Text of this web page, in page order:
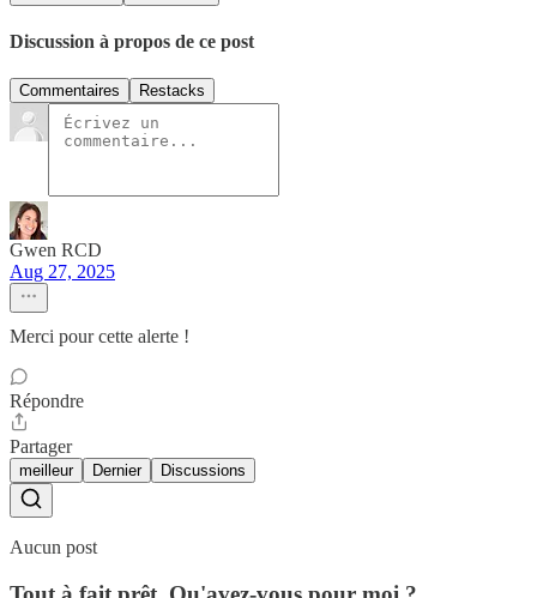
Discussion à propos de ce post
Commentaires Restacks
Gwen RCD
Aug 27, 2025
Merci pour cette alerte !
Répondre
Partager
meilleur Dernier Discussions
Aucun post